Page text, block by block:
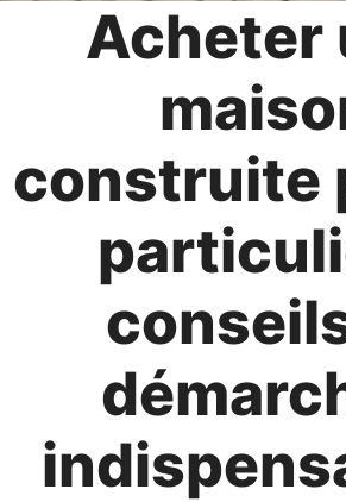
Acheter
construite